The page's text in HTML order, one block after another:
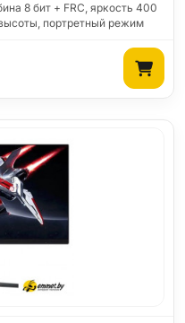
8 бит + FRC, яркость 400
портретный режим